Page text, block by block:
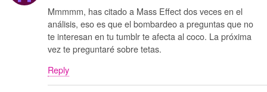
Mmmmm, has citado a Mass Effect dos veces en el
análisis, eso es que el bombardeo a preguntas que no
te interesan en tu tumblr te afecta al coco. La próxima
vez te preguntaré sobre tetas.
Reply